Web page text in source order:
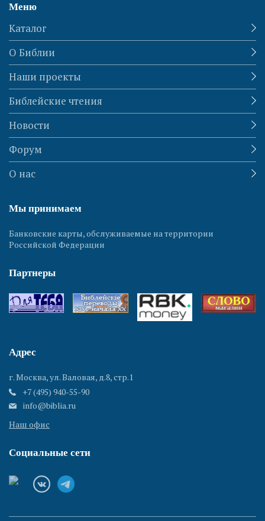
Меню
Каталог
О Библии
Наши проекты
Библейские чтения
Новости
Форум
О нас
Мы принимаем
Банковские карты, обслуживаемые на территории
Российской Федерации
Партнеры
Адрес
г. Москва, ул. Валовая, д.8, стр.1
+7 (495) 940-55-90
info@biblia.ru
Наш офис
Социальные сети